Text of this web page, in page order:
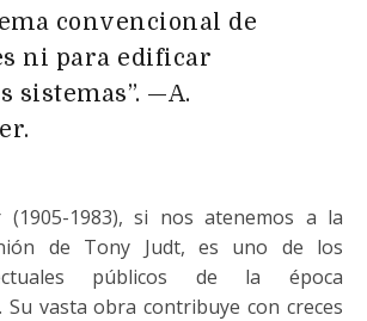
convencional de
ni para edificar
sistemas”. —A.
de Tony Judt, es uno de los
públicos de la época
Su vasta obra contribuye con creces